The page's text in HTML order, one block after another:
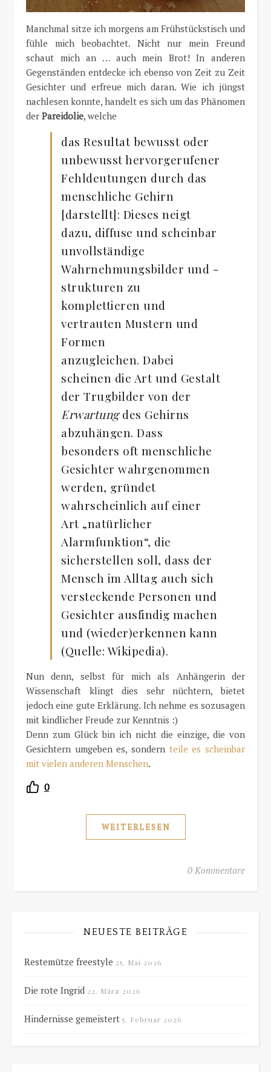
Manchmal sitze ich morgens am Frühstückstisch und
fühle mich beobachtet. Nicht nur mein Freund
schaut mich an … auch mein Brot! In anderen
Gegenständen entdecke ich ebenso von Zeit zu Zeit
Gesichter und erfreue mich daran. Wie ich jüngst
nachlesen konnte, handelt es sich um das Phänomen
der Pareidolie, welche
das Resultat bewusst oder
unbewusst hervorgerufener
Fehldeutungen durch das
menschliche Gehirn
[darstellt]: Dieses neigt
dazu, diffuse und scheinbar
unvollständige
Wahrnehmungsbilder und -
strukturen zu
komplettieren und
vertrauten Mustern und
Formen
anzugleichen. Dabei
scheinen die Art und Gestalt
der Trugbilder von der
Erwartungdes Gehirns
abzuhängen. Dass
besonders oft menschliche
Gesichter wahrgenommen
werden, gründet
wahrscheinlich auf einer
Art „natürlicher
Alarmfunktion“, die
sicherstellen soll, dass der
Mensch im Alltag auch sich
versteckende Personen und
Gesichter ausfindig machen
und (wieder)erkennen kann
(Quelle: Wikipedia).
Nun denn, selbst für mich als Anhängerin der
Wissenschaft klingt dies sehr nüchtern, bietet
jedoch eine gute Erklärung. Ich nehme es sozusagen
mit kindlicher Freude zur Kenntnis :)
Denn zum Glück bin ich nicht die einzige, die von
Gesichtern umgeben es, sondern teile es scheinbar
mit vielen anderen Menschen.
0
WEITERLESEN
0 Kommentare
NEUESTE BEITRÄGE
Restemütze freestyle 25. Mai 2026
Die rote Ingrid 22. März 2026
Hindernisse gemeistert 5. Februar 2026